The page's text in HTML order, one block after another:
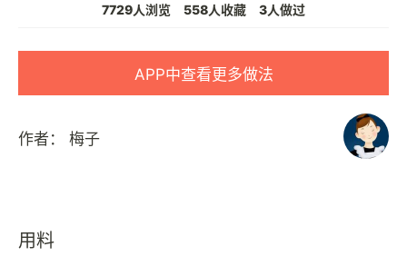
7729人浏览 558人收藏 3人做过
APP中查看更多做法
作者： 梅子
用料